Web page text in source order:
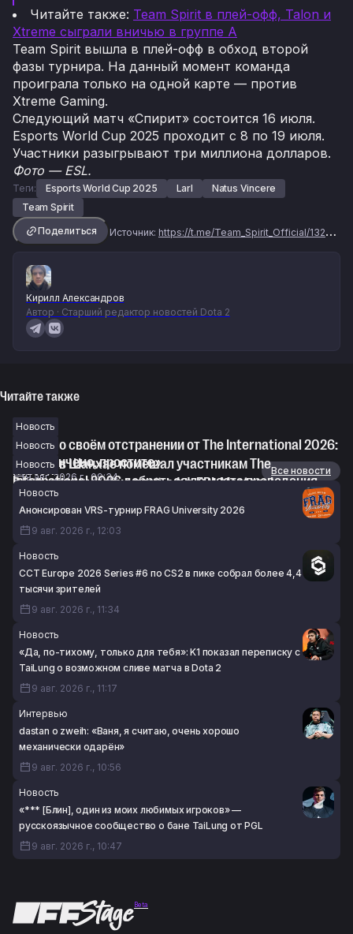
Читайте также: Team Spirit в плей-офф, Talon и
Xtreme сыграли вничью в группе A
Team Spirit вышла в плей-офф в обход второй
фазы турнира. На данный момент команда
проиграла только на одной карте — против
Xtreme Gaming.
Следующий матч «Спирит» состоится 16 июля.
Esports World Cup 2025 проходит с 8 по 19 июля.
Участники разыгрывают три миллиона долларов.
Фото — ESL.
Теги: Esports World Cup 2025 Larl
Natus Vincere
Team Spirit
Поделиться
Источник: https://t.me/Team_Spirit_Official/13239
Кирилл Александров
Автор · Старший редактор новостей Dota 2
Читайте также
Новость
TaiLung о своём отстранении от The International 2026:
«Всё кончено, простите»
9 авг. 2026 г., 09:34
Новость
Тайфун в Шанхае помешал участникам The
International 2026 добраться до места проведения
турнира
9 авг. 2026 г., 08:59
Новость
Расписание и сетка плей-офф EPL Masters I
9 авг. 2026 г., 08:22
Новости
Все новости
Новость
Анонсирован VRS-турнир FRAG University 2026
9 авг. 2026 г., 12:03
Новость
CCT Europe 2026 Series #6 по CS2 в пике собрал более 4,4
тысячи зрителей
9 авг. 2026 г., 11:34
Новость
«Да, по-тихому, только для тебя»: K1 показал переписку с
TaiLung о возможном сливе матча в Dota 2
9 авг. 2026 г., 11:17
Интервью
dastan о zweih: «Ваня, я считаю, очень хорошо
механически одарён»
9 авг. 2026 г., 10:56
Новость
«*** [Блин], один из моих любимых игроков» —
русскоязычное сообщество о бане TaiLung от PGL
9 авг. 2026 г., 10:47
Beta